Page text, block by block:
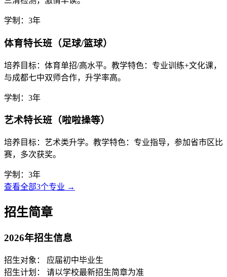
学制：3年
体育特长班（足球/篮球）
培养目标：体育单招/高水平。教学特色：专业训练+文化课，
与成都七中双师合作，升学率高。
学制：3年
艺术特长班（啦啦操等）
培养目标：艺术类升学。教学特色：专业指导，参加省市区比
赛，多次获奖。
学制：3年
查看全部3个专业 →
招生简章
2026年招生信息
招生对象：
应届初中毕业生
招生计划：
请以学校最新招生简章为准